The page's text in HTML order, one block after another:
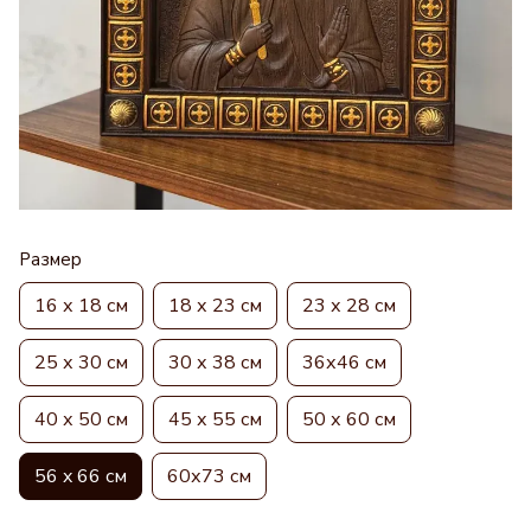
Размер
16 х 18 см 18 х 23 см 23 х 28 см
25 х 30 см 30 х 38 см 36х46 см
40 х 50 см 45 х 55 см 50 х 60 см
56 x 66 см 60х73 см